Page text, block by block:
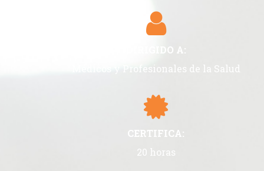
DIRIGIDO A:
Médicos y Profesionales de la Salud
CERTIFICA:
20 horas